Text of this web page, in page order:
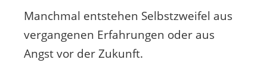
Manchmal entstehen Selbstzweifel aus
vergangenen Erfahrungen oder aus
Angst vor der Zukunft.